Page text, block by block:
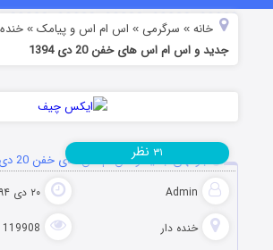
خانه » سرگرمی » اس ام اس و پیامک »
جدید و اس ام اس های خفن 20 دی 1394
جوکهای جدید و اس ام اس های خفن 20 دی 1394
Admin ۲۰ دی ۱۳۹۴
خنده دار 119908 بازدید
۳۱ نظر